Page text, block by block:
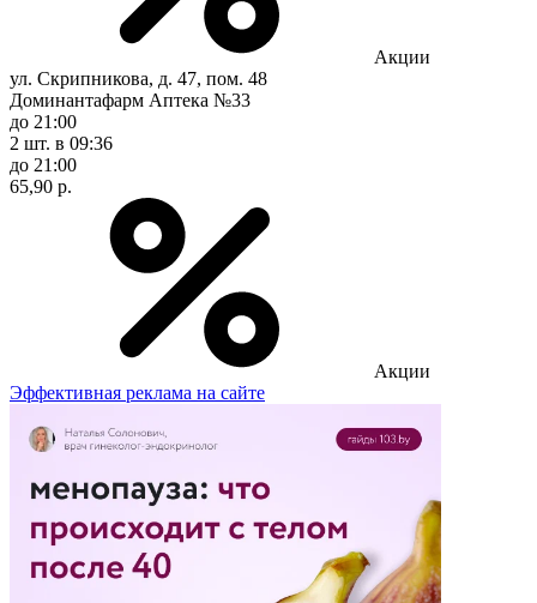
Акции
ул. Скрипникова, д. 47, пом. 48
Доминантафарм Аптека №33
до 21:00
2 шт. в 09:36
до 21:00
65,90 р.
Акции
Эффективная реклама на сайте